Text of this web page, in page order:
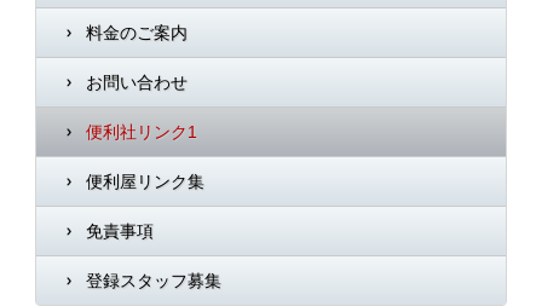
料金のご案内
お問い合わせ
便利社リンク1
便利屋リンク集
免責事項
登録スタッフ募集